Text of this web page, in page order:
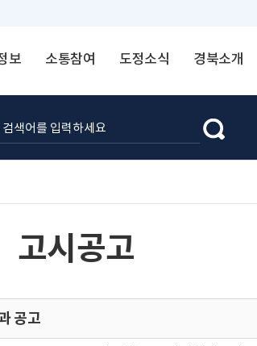
보 소통참여 도정소식 경북소개
고시공고
공고